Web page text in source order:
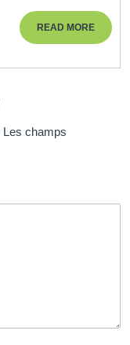
READ MOREREAD
MORE
Les champs